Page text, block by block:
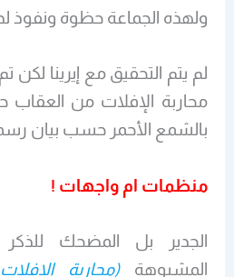
ولهذه الجماعة حظوة ونفوذ
لم يتم التحقيق مع إيرينا
محاربة الإفلات من
بالشمع الأحمر حسب بيان
منظمات ام واجهات !
الجدير بل المضحك
المشبوهة(محاربة